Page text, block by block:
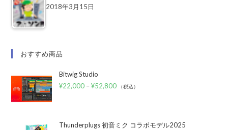
2018年3月15日
おすすめ商品
Bitwig Studio
¥22,000 –¥52,800 （税込）
Thunderplugs 初音ミク コラボモデル2025